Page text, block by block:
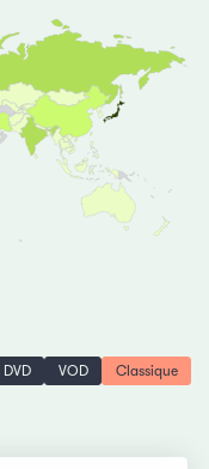
DVD VOD Classique